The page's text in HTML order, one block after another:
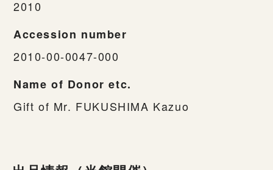
2010
Accession number
2010-00-0047-000
Name of Donor etc.
Gift of Mr. FUKUSHIMA Kazuo